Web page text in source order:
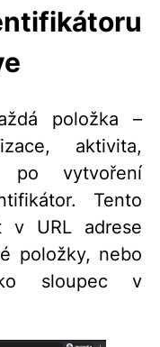
položka –
aktivita,
po vytvoření
Tento
v URL adrese
položky, nebo
sloupec v